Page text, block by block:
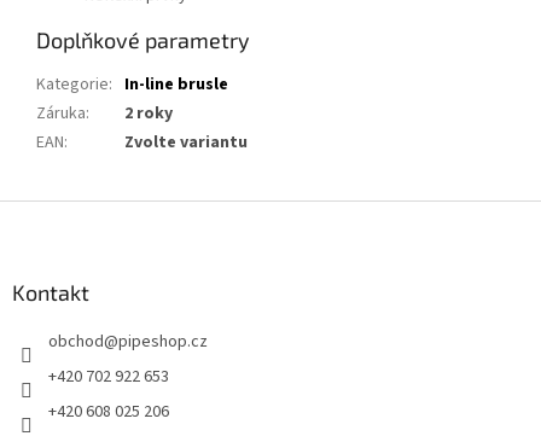
Doplňkové parametry
Kategorie: In-line brusle
Záruka:
2 roky
EAN: Zvolte variantu
Kontakt
obchod@pipeshop.cz
+420 702 922 653
+420 608 025 206